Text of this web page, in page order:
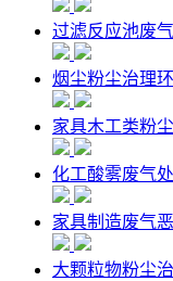
过滤反应池废
烟尘粉尘治理
家具木工类粉
化工酸雾废气
家具制造废气
大颗粒物粉尘